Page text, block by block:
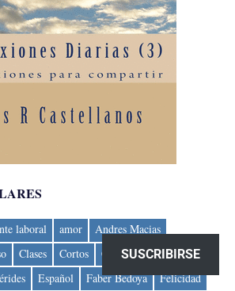
laboral amor
Andres Macias
Clases Cortos
Cuentos de la India
Español Faber Bedoya Felicidad
SUSCRIBIRSE